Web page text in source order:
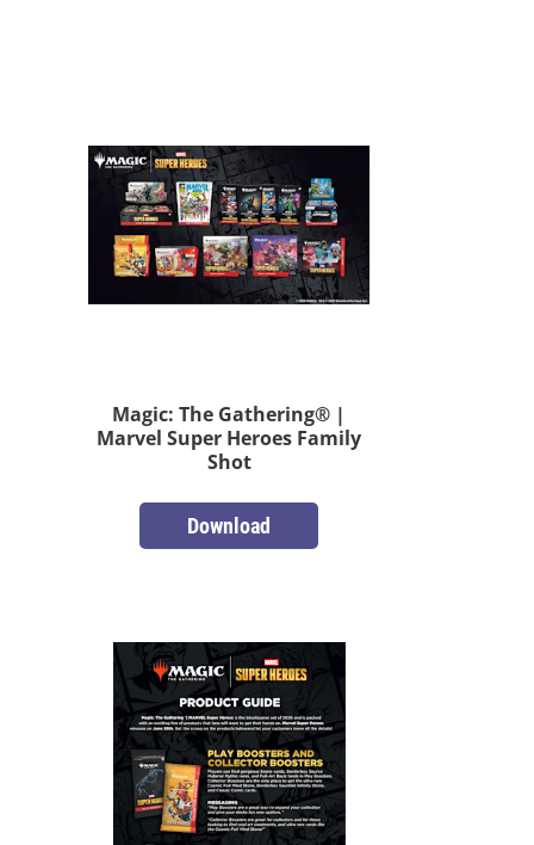
Magic: The Gathering® |
Marvel Super Heroes Family
Shot
Download